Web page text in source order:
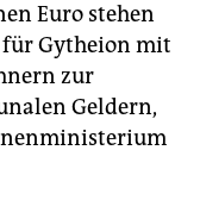
Euro stehen
Gytheion mit
zur
Geldern,